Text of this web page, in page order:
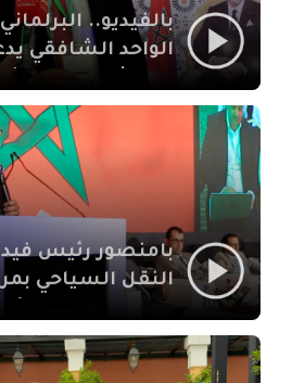
بالفيديو..
الواحد الشافقي
النقل السياحي
بامنصور رئيس
النقل السياحي
والاصلاح
ركيزتان